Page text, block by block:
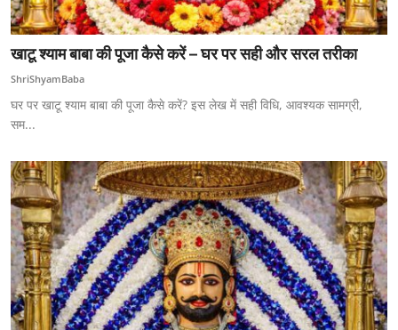
खाटू श्याम बाबा की पूजा कैसे करें – घर पर सही और सरल तरीका
ShriShyamBaba
घर पर खाटू श्याम बाबा की पूजा कैसे करें? इस लेख में सही विधि, आवश्यक सामग्री,
सम...